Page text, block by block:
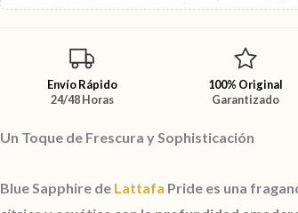
Envío Rápido
24/48 Horas
100% Original
Garantizado
Un Toque de Frescura y Sophisticación
Blue Sapphire de Lattafa Pride es una